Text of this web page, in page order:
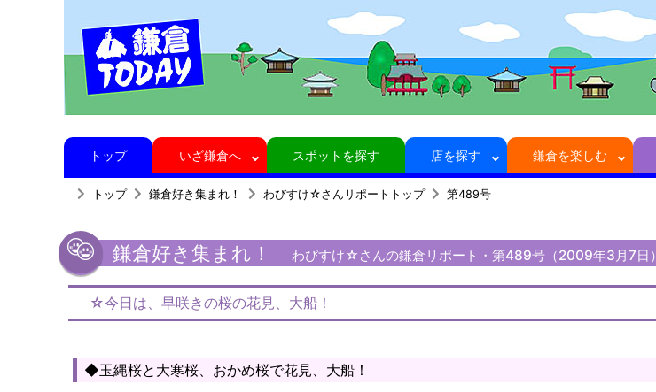
トップ いざ鎌倉へ スポットを探す 店を探す 鎌倉を楽しむ
トップ 鎌倉好き集まれ！ わびすけ☆さんリポートトップ 第489号
鎌倉好き集まれ！ わびすけ☆さんの鎌倉リポート・第489号（2009年3月7日）
☆今日は、早咲きの桜の花見、大船！
◆玉縄桜と大寒桜、おかめ桜で花見、大船！